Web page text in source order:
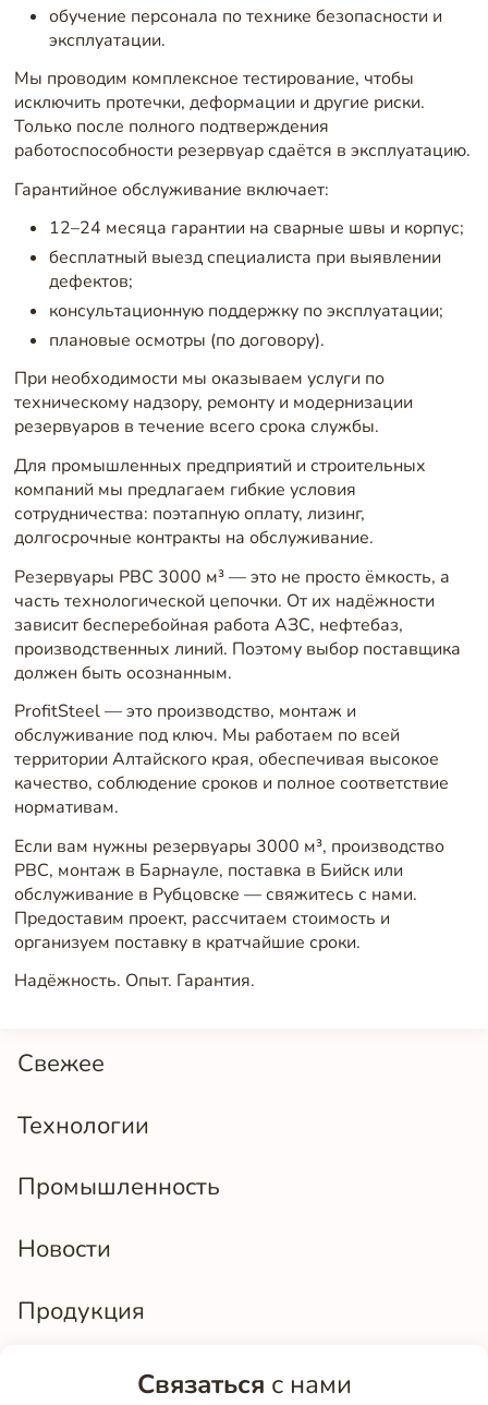
Свежее
Технологии
Промышленность
Новости
Продукция
обучение персонала по технике безопасности и
эксплуатации.
Мы проводим комплексное тестирование, чтобы
исключить протечки, деформации и другие риски.
Только после полного подтверждения
работоспособности резервуар сдаётся в эксплуатацию.
Гарантийное обслуживание включает:
12–24 месяца гарантии на сварные швы и корпус;
бесплатный выезд специалиста при выявлении
дефектов;
консультационную поддержку по эксплуатации;
плановые осмотры (по договору).
При необходимости мы оказываем услуги по
техническому надзору, ремонту и модернизации
резервуаров в течение всего срока службы.
Для промышленных предприятий и строительных
компаний мы предлагаем гибкие условия
сотрудничества: поэтапную оплату, лизинг,
долгосрочные контракты на обслуживание.
Резервуары РВС 3000 м³ — это не просто ёмкость, а
часть технологической цепочки. От их надёжности
зависит бесперебойная работа АЗС, нефтебаз,
производственных линий. Поэтому выбор поставщика
должен быть осознанным.
ProfitSteel — это производство, монтаж и
обслуживание под ключ. Мы работаем по всей
территории Алтайского края, обеспечивая высокое
качество, соблюдение сроков и полное соответствие
нормативам.
Если вам нужны резервуары 3000 м³, производство
РВС, монтаж в Барнауле, поставка в Бийск или
обслуживание в Рубцовске — свяжитесь с нами.
Предоставим проект, рассчитаем стоимость и
организуем поставку в кратчайшие сроки.
Надёжность. Опыт. Гарантия.
Связаться с нами